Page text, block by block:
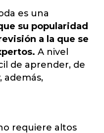
es una
su popularidad
a la que se
A nivel
de aprender, de
además,
requiere altos